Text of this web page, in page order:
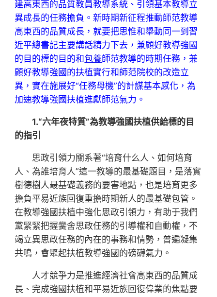
建高東西的品質教員教導系統、引領基本教導立
異成長的任務擔負。新時期新征程推動師范教導
高東西的品質成長，就要把思惟和舉動同一到習
近平總書記主要講話精力下去，兼顧好教導強國
的目的標的目的和包養師范教導的時期任務，兼
顧好教導強國的扶植實行和師范院校的改造立
異，實在施展好“任務母機”的計謀基本感化，為
加速教導強國扶植進獻師范氣力。
1.“六年夜特質”為教導強國扶植供給標的目
的指引
思政引領力關系著“培育什么人、如何培育
人、為誰培育人”這一教導的最基礎題目，是落實
樹德樹人最基礎義務的要害地點，也是培育更多
擔負平易近族回復重擔時期新人的最基礎包管。
在教導強國扶植中強化思政引領力，有助于我們
黨緊緊把握黌舍思政任務的引導權和自動權，不
竭立異思政任務的內在的事務和情勢，普遍凝集
共鳴，會聚起扶植教導強國的磅礴氣力。
人才競爭力是推進經濟社會高東西的品質成
長、完成強國扶植和平易近族回復偉業的焦點要